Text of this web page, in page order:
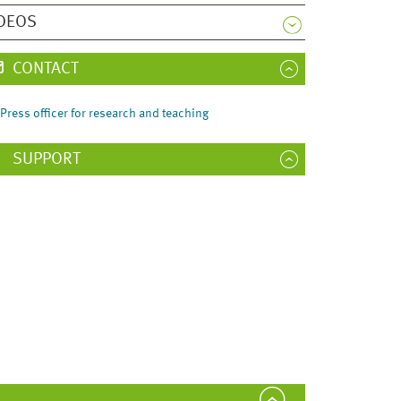
CONTACT
Press officer for research and teaching
SUPPORT